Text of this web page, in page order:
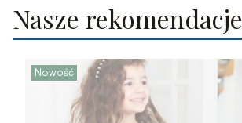
Nasze rekomendacje
Nowość